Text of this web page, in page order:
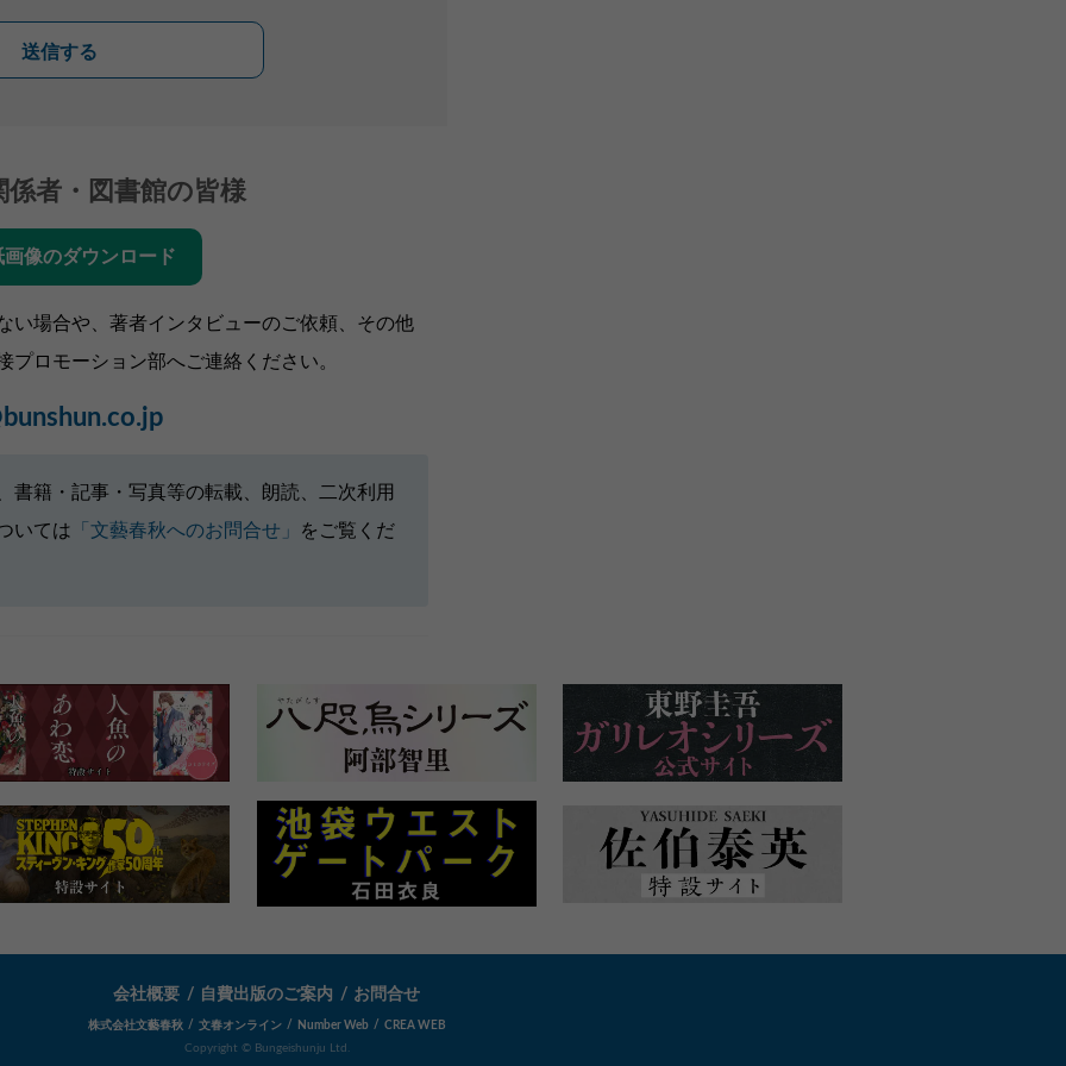
送信する
者・図書館の皆様
画像のダウンロード
い場合や、著者インタビューのご依頼、その他
ロモーション部へご連絡ください。
書籍・記事・写真等の転載、朗読、二次利用
いては 「文藝春秋へのお問合せ」 をご覧くだ
会社概要 自費出版のご案内 お問合せ
株式会社文藝春秋 文春オンライン Number Web
CREA WEB
Copyright © Bungeishunju Ltd.